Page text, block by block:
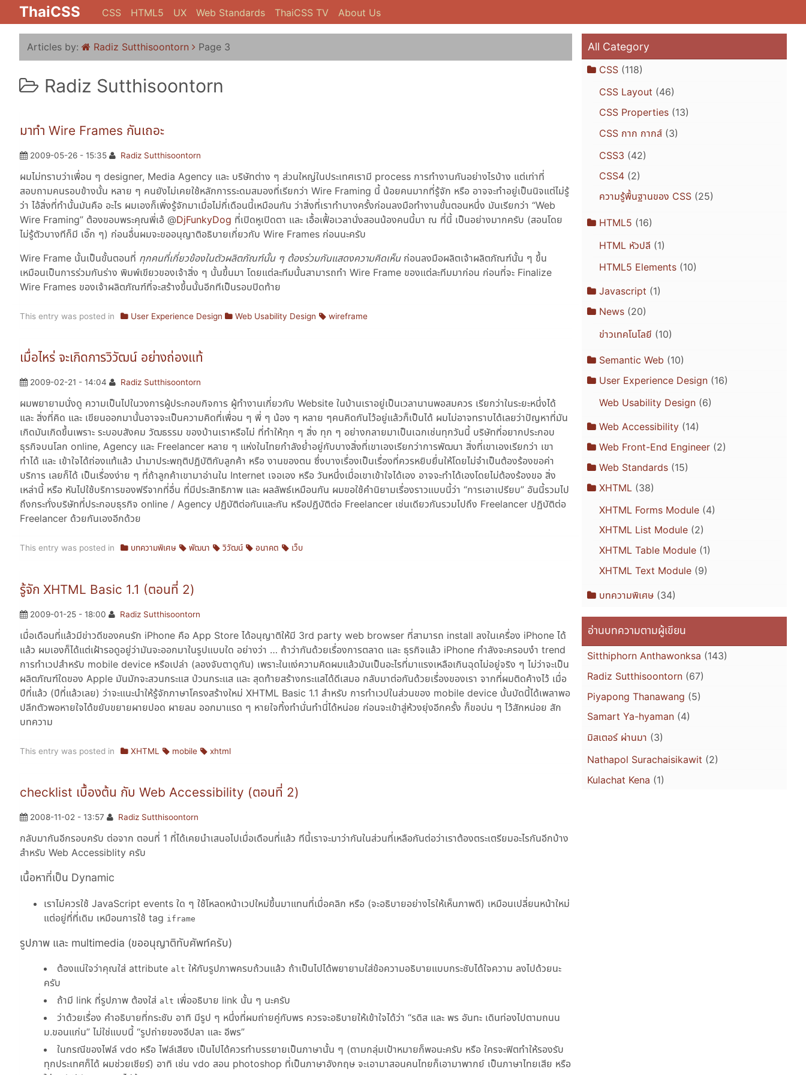
ThaiCSS CSS HTML5 UX Web Standards ThaiCSS TV About Us
Articles by: Radiz Sutthisoontorn Page 3
Radiz Sutthisoontorn
มาทำ Wire Frames กันเถอะ
2009-05-26 - 15:35 Radiz Sutthisoontorn
ผมไม่ทราบว่าเพื่อน ๆ designer, Media Agency และ บริษัทต่าง ๆ ส่วนใหญ่ในประเทศเรามี process การทำงานกันอย่างไรบ้าง แต่เท่าที่
สอบถามคนรอบข้างนั้น หลาย ๆ คนยังไม่เคยใช้หลักการระดมสมองที่เรียกว่า Wire Framing นี้ น้อยคนมากที่รู้จัก หรือ อาจจะทำอยู่เป็นนิจแต่ไม่รู้
ว่า ไอ้สิ่งที่ทำนั้นมันคือ อะไร ผมเองก็เพิ่งรู้จักมาเมื่อไม่กี่เดือนนี้เหมือนกัน ว่าสิ่งที่เราทำบางครั้งก่อนลงมือทำงานขั้นตอนหนึ่ง มันเรียกว่า Web
Wire Framing
ต้องขอบพระคุณพี่เอ้ @DjFunkyDog ที่เปิดหูเปิดตา และ เอื้อเฟื้อเวลานั่งสอนน้องคนนี้มา ณ ที่นี้ เป็นอย่างมากครับ (สอนโดย
ไม่รู้ตัวบางทีก็มี เอิ๊ก ๆ) ก่อนอื่นผมจะขออนุญาติอธิบายเกี่ยวกับ Wire Frames ก่อนนะครับ
Wire Frame นั้นเป็นขั้นตอนที่ ทุกคนที่เกี่ยวข้องในตัวผลิตภัณฑ์นั้น ๆ ต้องร่วมกันแสดงความคิดเห็นก่อนลงมือผลิตเจ้าผลิตภัณฑ์นั้น ๆ ขึ้น
เหมือนเป็นการร่วมกันร่าง พิมพ์เขียวของเจ้าสิ่ง ๆ นั้นขึ้นมา โดยแต่ละทีมนั้นสามารถทำ Wire Frame ของแต่ละทีมมาก่อน ก่อนที่จะ Finalize
Wire Frames ของเจ้าผลิตภัณฑ์ที่จะสร้างขึ้นนั้นอีกทีเป็นรอบปิดท้าย
This entry was posted in User Experience Design Web Usability Design wireframe
เมื่อไหร่ จะเกิดการวิวัฒน์ อย่างถ่องแท้
2009-02-21 - 14:04 Radiz Sutthisoontorn
ผมพยายามนั่งดู ความเป็นไปในวงการผู้ประกอบกิจการ ผู้ทำงานเกี่ยวกับ Website ในบ้านเราอยู่เป็นเวลานานพอสมควร เรียกว่าในระยะหนึ่งได้
และ สิ่งที่คิด และ เขียนออกมานั้นอาจจะเป็นความคิดที่เพื่อน ๆ พี่ ๆ น้อง ๆ หลาย ๆคนคิดกันไว้อยู่แล้วก็เป็นได้ ผมไม่อาจทราบได้เลยว่าปัญหาที่มัน
เกิดมันเกิดขึ้นเพราะ ระบอบสังคม วัฒธรรม ของบ้านเราหรือไม่ ที่ทำให้ทุก ๆ สิ่ง ทุก ๆ อย่างกลายมาเป็นเฉกเช่นทุกวันนี้ บริษัทที่อยากประกอบ
ธุรกิจบนโลก online, Agency และ Freelancer หลาย ๆ แห่งในไทยกำลังย่ำอยู่กับบางสิ่งที่เขาเองเรียกว่าการพัฒนา สิ่งที่เขาเองเรียกว่า เขา
ทำได้ และ เข้าใจได้ถ่องแท้แล้ว นำมาประพฤติปฏิบัติกับลูกค้า หรือ งานของตน ซึ่งบางเรื่องเป็นเรื่องที่ควรหยิบยื่นให้โดยไม่จำเป็นต้องร้องขอค่า
บริการ เลยก็ได้ เป็นเรื่องง่าย ๆ ที่ถ้าลูกค้าเขามาอ่านใน Internet เจอเอง หรือ วันหนึ่งเมื่อเขาเข้าใจได้เอง อาจจะทำได้เองโดยไม่ต้องร้องขอ สิ่ง
เหล่านี้ หรือ หันไปใช้บริการของฟรีจากที่อื่น ที่มีประสิทธิภาพ และ ผลลัพธ์เหมือนกัน ผมขอใช้คำนิยามเรื่องราวแบบนี้ว่า “การเอาเปรียบ” อันนี้รวมไป
ถึงกระทั่งบริษัทที่ประกอบธุรกิจ online / Agency ปฏิบัติต่อกันและกัน หรือปฏิบัติต่อ Freelancer เช่นเดียวกันรวมไปถึง Freelancer ปฏิบัติต่อ
Freelancer ด้วยกันเองอีกด้วย
This entry was posted in บทความพิเศษ พัฒนา วิวัฒน์ อนาคต เว็บ
รู้จัก XHTML Basic 1.1 (ตอนที่ 2)
2009-01-25 - 18:00 Radiz Sutthisoontorn
เมื่อเดือนที่แล้วมีข่าวดีของคนรัก iPhone คือ App Store ได้อนุญาติให้มี 3rd party web browser ที่สามารถ install ลงในเครื่อง iPhone ได้
แล้ว ผมเองก็ได้แต่เฝ้ารอดูอยู่ว่ามันจะออกมาในรูปแบบใด อย่างว่า … ถ้าว่ากันด้วยเรื่องการตลาด และ ธุรกิจแล้ว iPhone กำลังจะครอบงำ trend
การทำเวปสำหรับ mobile device หรือเปล่า (ลองจับตาดูกัน) เพราะในแง่ความคิดผมแล้วมันเป็นอะไรที่มาแรงเหลือเกินฉุดไม่อยู่จริง ๆ ไม่ว่าจะเป็น
ผลิตภัณฑ์ใดของ Apple มันมักจะสวนกระแส ป่วนกระแส และ สุดท้ายสร้างกระแสได้ดีเสมอ กลับมาต่อกันด้วยเรื่องของเรา จากที่ผมติดค้างไว้ เมื่อ
ปีที่แล้ว (ปีที่แล้วเลย) ว่าจะแนะนำให้รู้จักภาษาโครงสร้างใหม่ XHTML Basic 1.1 สำหรับ การทำเวปในส่วนของ mobile device นั้นบัดนี้ได้เพลาพอ
ปลีกตัวพอหายใจได้ขยับขยายผายปอด ผายลม ออกมาแรด ๆ หายใจทิ้งทำนั่นทำนี่ได้หน่อย ก่อนจะเข้าสู่ห้วงยุ่งอีกครั้ง ก็ขอบ่น ๆ ไว้สักหน่อย สัก
บทความ
This entry was posted in XHTML mobile xhtml
checklist เบื้องต้น กับ Web Accessibility (ตอนที่ 2)
2008-11-02 - 13:57 Radiz Sutthisoontorn
กลับมากันอีกรอบครับ ต่อจาก ตอนที่ 1 ที่ได้เคยนำเสนอไปเมื่อเดือนที่แล้ว ทีนี้เราจะมาว่ากันในส่วนที่เหลือกันต่อว่าเราต้องตระเตรียมอะไรกันอีกบ้าง
สำหรับ Web Accessiblity ครับ
เนื้อหาที่เป็น Dynamic
เราไม่ควรใช้ JavaScript events ใด ๆ ใช้โหลดหน้าเวปใหม่ขึ้นมาแทนที่เมื่อคลิก หรือ (จะอธิบายอย่างไรให้เห็นภาพดี) เหมือนเปลี่ยนหน้าใหม่
แต่อยู่ที่ที่เดิม เหมือนการใช้ tag iframe
รูปภาพ และ multimedia (ขออนุญาติทับศัพท์ครับ)
ต้องแน่ใจว่าคุณใส่ attribute alt ให้กับรูปภาพครบถ้วนแล้ว ถ้าเป็นไปได้พยายามใส่ข้อความอธิบายแบบกระชับได้ใจความ ลงไปด้วยนะ
ครับ
ถ้ามี link ที่รูปภาพ ต้องใส่ alt เพื่ออธิบาย link นั้น ๆ นะครับ
ว่าด้วยเรื่อง คำอธิบายที่กระชับ อาทิ มีรูป ๆ หนึ่งที่ผมถ่ายคู่กับพร ควรจะอธิบายให้เข้าใจได้ว่า รดิส และ พร อันทะ เดินท่องไปตามถนน
ม.ขอนแก่น ไม่ใช่แบบนี้ รูปถ่ายของอีปลา และ อีพร
ในกรณีของไฟล์ vdo หรือ ไฟล์เสียง เป็นไปได้ควรทำบรรยายเป็นภาษานั้น ๆ (ตามกลุ่มเป้าหมายก็พอนะครับ หรือ ใครจะฟิตทำให้รองรับ
ทุกประเทศก็ได้ ผมช่วยเชียร์) อาทิ เช่น vdo สอน photoshop ที่เป็นภาษาอังกฤษ จะเอามาสอนคนไทยก็เอามาพากย์ เป็นภาษาไทยเสีย หรือ
All Category
CSS (118)
CSS Layout (46)
CSS Properties(13)
CSS กาก กากส์(3)
CSS3 (42)
CSS4(2)
ความรู้พื้นฐานของ CSS(25)
HTML5 (16)
HTML หัวปลี (1)
HTML5 Elements(10)
Javascript (1)
News (20)
ข่าวเทคโนโลยี (10)
Semantic Web (10)
User Experience Design (16)
Web Usability Design(6)
Web Accessibility (14)
Web Front-End Engineer (2)
Web Standards (15)
XHTML (38)
XHTML Forms Module(4)
XHTML List Module(2)
XHTML Table Module(1)
XHTML Text Module(9)
บทความพิเศษ (34)
อ่านบทความตามผู้เขียน
Sitthiphorn Anthawonksa (143)
Radiz Sutthisoontorn (67)
Piyapong Thanawang (5)
Samart Ya-hyaman (4)
มิสเตอร์ ผ่านมา (3)
Nathapol Surachaisikawit (2)
Kulachat Kena (1)